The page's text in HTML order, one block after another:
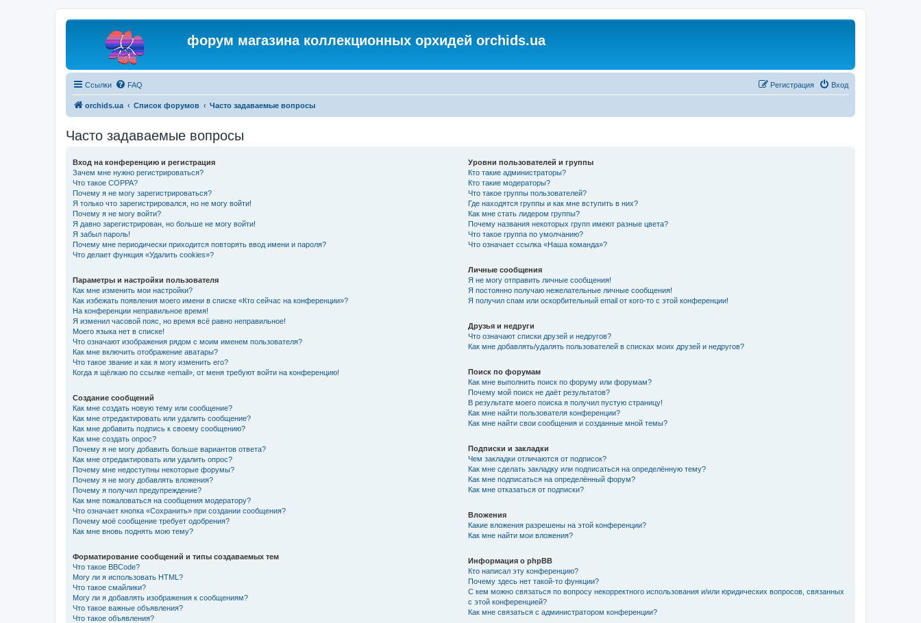
форум магазина коллекционных орхидей orchids.ua
Ссылки FAQ Вход
Регистрация
orchids.ua Список форумов Часто задаваемые вопросы
Часто задаваемые вопросы
Вход на конференцию и регистрация
Зачем мне нужно регистрироваться?
Что такое COPPA?
Почему я не могу зарегистрироваться?
Я только что зарегистрировался, но не могу войти!
Почему я не могу войти?
Я давно зарегистрирован, но больше не могу войти!
Я забыл пароль!
Почему мне периодически приходится повторять ввод имени и пароля?
Что делает функция «Удалить cookies»?
Параметры и настройки пользователя
Как мне изменить мои настройки?
Как избежать появления моего имени в списке «Кто сейчас на конференции»?
На конференции неправильное время!
Я изменил часовой пояс, но время всё равно неправильное!
Моего языка нет в списке!
Что означают изображения рядом с моим именем пользователя?
Как мне включить отображение аватары?
Что такое звание и как я могу изменить его?
Когда я щёлкаю по ссылке «email», от меня требуют войти на конференцию!
Создание сообщений
Как мне создать новую тему или сообщение?
Как мне отредактировать или удалить сообщение?
Как мне добавить подпись к своему сообщению?
Как мне создать опрос?
Почему я не могу добавить больше вариантов ответа?
Как мне отредактировать или удалить опрос?
Почему мне недоступны некоторые форумы?
Почему я не могу добавлять вложения?
Почему я получил предупреждение?
Как мне пожаловаться на сообщения модератору?
Что означает кнопка «Сохранить» при создании сообщения?
Почему моё сообщение требует одобрения?
Как мне вновь поднять мою тему?
Форматирование сообщений и типы создаваемых тем
Что такое BBCode?
Могу ли я использовать HTML?
Что такое смайлики?
Могу ли я добавлять изображения к сообщениям?
Что такое важные объявления?
Что такое объявления?
Уровни пользователей и группы
Кто такие администраторы?
Кто такие модераторы?
Что такое группы пользователей?
Где находятся группы и как мне вступить в них?
Как мне стать лидером группы?
Почему названия некоторых групп имеют разные цвета?
Что такое группа по умолчанию?
Что означает ссылка «Наша команда»?
Личные сообщения
Я не могу отправить личные сообщения!
Я постоянно получаю нежелательные личные сообщения!
Я получил спам или оскорбительный email от кого-то с этой конференции!
Друзья и недруги
Что означают списки друзей и недругов?
Как мне добавлять/удалять пользователей в списках моих друзей и недругов?
Поиск по форумам
Как мне выполнить поиск по форуму или форумам?
Почему мой поиск не даёт результатов?
В результате моего поиска я получил пустую страницу!
Как мне найти пользователя конференции?
Как мне найти свои сообщения и созданные мной темы?
Подписки и закладки
Чем закладки отличаются от подписок?
Как мне сделать закладку или подписаться на определённую тему?
Как мне подписаться на определённый форум?
Как мне отказаться от подписки?
Вложения
Какие вложения разрешены на этой конференции?
Как мне найти мои вложения?
Информация о phpBB
Кто написал эту конференцию?
Почему здесь нет такой-то функции?
С кем можно связаться по вопросу некорректного использования и/или юридических вопросов, связанных
с этой конференцией?
Как мне связаться с администратором конференции?